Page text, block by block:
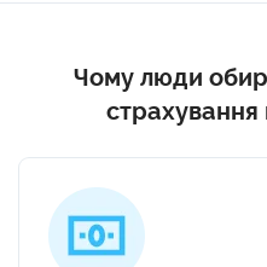
Чому люди
страхування